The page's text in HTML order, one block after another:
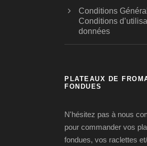
Conditions
Conditions
données
PLATEAUX DE
FONDUES
N'hésitez pas à nous
pour commander vos
fondues, vos raclettes